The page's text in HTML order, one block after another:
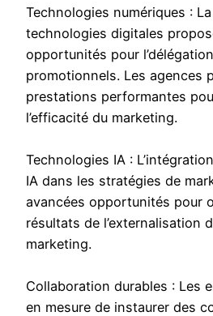
Technologies numériques :
technologies digitales
opportunités pour
promotionnels. Les agences
prestations performantes
l’efficacité du marketing.
Technologies IA :
IA dans les stratégies de
avancées opportunités pour
résultats de l’externalisation
marketing.
Collaboration durables : Les
en mesure de instaurer des